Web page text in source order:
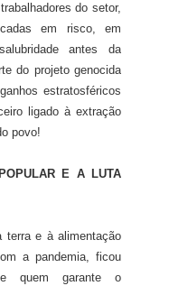
do setor,
em risco, em
antes da
do projeto genocida
estratosféricos
ligado à extração
povo!
E A LUTA
terra e à alimentação
a pandemia, ficou
quem garante o